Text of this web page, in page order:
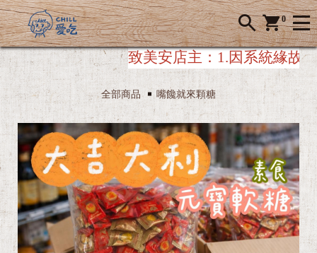
0
致美安店主：1.因系統緣故，美安
全部商品 嘴饞就來顆糖